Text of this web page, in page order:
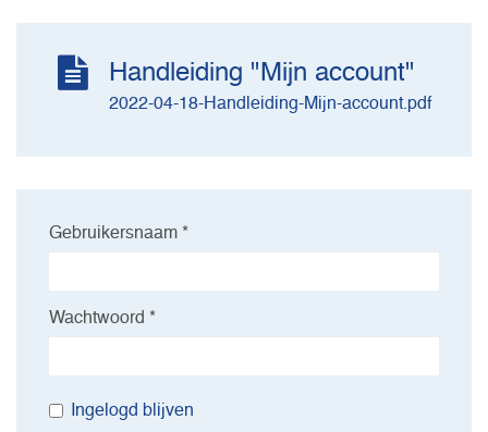
Handleiding "Mijn account"
2022-04-18-Handleiding-Mijn-account.pdf
Gebruikersnaam *
Wachtwoord *
Ingelogd blijven